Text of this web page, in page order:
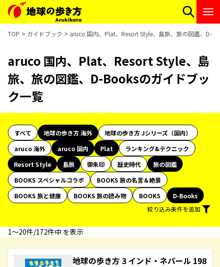
TOP ガイドブック aruco 国内、Plat、Resort Style、島旅、旅の図鑑、D-
aruco 国内、Plat、Resort Style、島
旅、旅の図鑑、D-Booksのガイドブッ
ク一覧
すべて 地球の歩き方 海外
地球の歩き方 Jシリーズ（国内）
aruco 海外
aruco 国内 Plat
ランキング&テクニック
Resort Style
島旅 御朱印 歴史時代
旅の図鑑
BOOKS スペシャルコラボ
BOOKS 旅の名言＆絶景
BOOKS 旅と健康
BOOKS 旅の読み物 BOOKS
D-Books
絞り込み条件を追加
1〜20件/172件中 を表示
地球の歩き方 3 インド・ネパール 198